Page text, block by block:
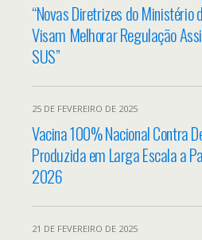
“Novas Diretrizes do Ministério
Visam Melhorar Regulação
SUS”
25 DE FEVEREIRO DE 2025
Vacina 100% Nacional Contra
Produzida em Larga Escala a
2026
21 DE FEVEREIRO DE 2025